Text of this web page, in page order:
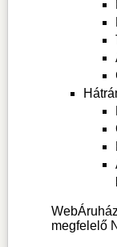
megfelelő